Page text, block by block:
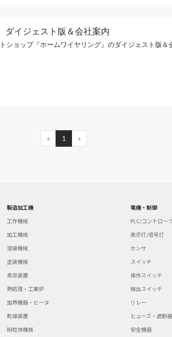
イジェスト版＆会社案内
ショップ『ホームワイヤリング』のダイジェスト版＆
« 1 »
製造加工機
工作機械
加工機械
溶接機械
塗装機械
真空装置
熱処理・工業炉
加熱機器・ヒータ
乾燥装置
粉粒体機械
電機・制御
PLC/コントロー
表示灯/信号灯
センサ
スイッチ
操作スイッチ
検出スイッチ
リレー
ヒューズ・遮断器
安全機器